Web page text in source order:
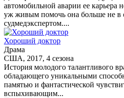
автомобильной аварии ее карьера
уж живым помочь она больше не в
судмедэкспертом....
Хороший доктор
Драма
США, 2017, 4 сезона
История молодого талантливого
обладающего уникальными
памятью и фантастической
вспыхивающим...